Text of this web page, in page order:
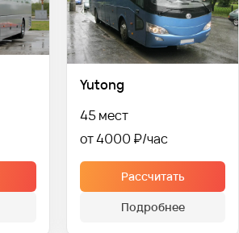
Yutong
45 мест
от 4000 ₽
Рассчитать
Подробнее